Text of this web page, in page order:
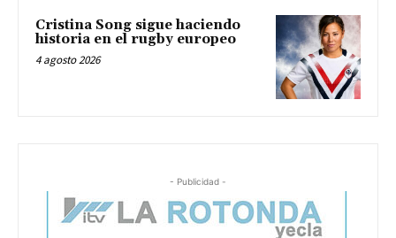
Cristina Song sigue haciendo
historia en el rugby europeo
4 agosto 2026
- Publicidad -